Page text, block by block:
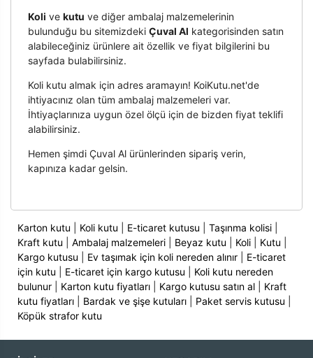
Koli ve kutu ve diğer ambalaj malzemelerinin
bulunduğu bu sitemizdeki Çuval Al kategorisinden satın
alabileceğiniz ürünlere ait özellik ve fiyat bilgilerini bu
sayfada bulabilirsiniz.
Koli kutu almak için adres aramayın! KoiKutu.net'de
ihtiyacınız olan tüm ambalaj malzemeleri var.
İhtiyaçlarınıza uygun özel ölçü için de bizden fiyat teklifi
alabilirsiniz.
Hemen şimdi Çuval Al ürünlerinden sipariş verin,
kapınıza kadar gelsin.
Karton kutu Koli kutu E-ticaret kutusu Taşınma kolisi|
Kraft kutu
Ambalaj malzemeleri| Beyaz kutu Koli| Kutu
Kargo kutusu
Ev taşımak için koli nereden alınır| E-ticaret
için kutu
E-ticaret için kargo kutusu
Koli kutu nereden
bulunur| Karton kutu fiyatları| Kargo kutusu satın al| Kraft
kutu fiyatları| Bardak ve şişe kutuları| Paket servis kutusu
Köpük strafor kutu